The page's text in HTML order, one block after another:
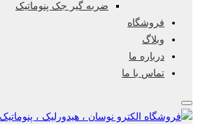
ضربه گیر جک پنوماتیک
فروشگاه
وبلاگ
درباره ما
تماس با ما